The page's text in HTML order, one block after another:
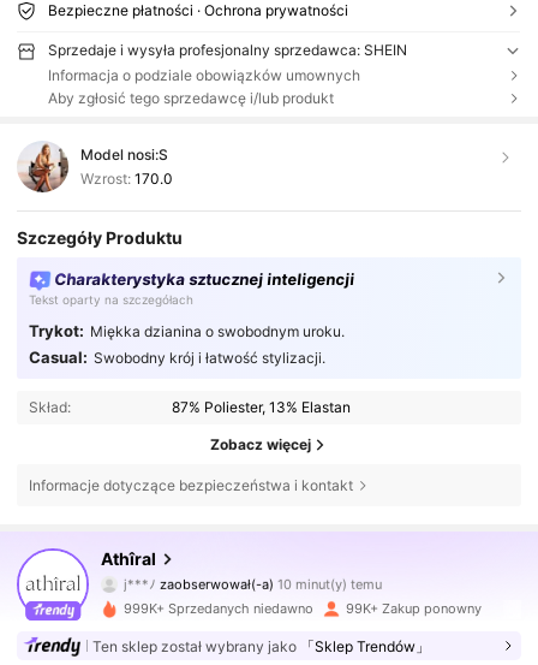
Bezpieczne płatności · Ochrona prywatności
Sprzedaje i wysyła profesjonalny sprzedawca: SHEIN
Informacja o podziale obowiązków umownych
Aby zgłosić tego sprzedawcę i/lub produkt
Model nosi:S
Wzrost: 170.0
Szczegóły Produktu
Charakterystyka sztucznej inteligencji
Tekst oparty na szczegółach
Trykot: Miękka dzianina o swobodnym uroku.
Casual: Swobodny krój i łatwość stylizacji.
Skład: 87% Poliester, 13% Elastan
Zobacz więcej
Informacje dotyczące bezpieczeństwa i kontakt
Athîral
j***ﾉ zaobserwował(-a)
m***aprzegląda
4,78
566K Obserwujący
999K+ Sprzedanych niedawno 99K+ Zakup ponowny
Ten sklep został wybrany jako 「Sklep Trendów」